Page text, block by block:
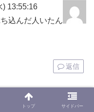
) 13:55:16
込んだ人いたん
返信
トップ サイドバー